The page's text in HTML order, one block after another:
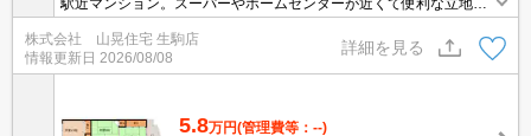
駅近マンション。スーパーやホームセンターが近くて便利な立地。
日当たり良好で快適。明るい室内で心も晴々☆和室はやっぱり落ち
着きますね。敷金不要でお引越しもラクラク。自転車での移動も
楽々。
株式会社 山晃住宅 生駒店
情報更新日 2026/08/08
詳細を見る
5.8万円(管理費等：--)